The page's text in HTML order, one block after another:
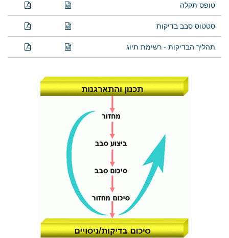
טופס תקלה
סטטוס סבב בדיקות
תהליך הבדיקות - רשימת תיוג